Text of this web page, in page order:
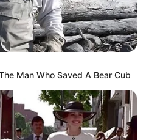
Man Who Saved A Bear Cub